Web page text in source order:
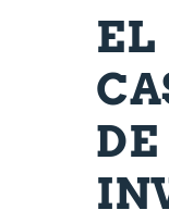
EL
DE